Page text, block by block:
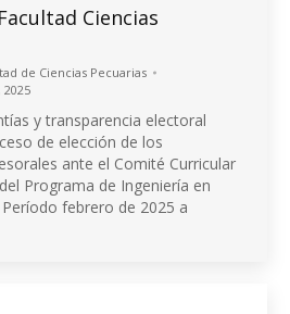
Ciencias
de Ciencias Pecuarias
y transparencia electoral
de elección de los
ante el Comité Curricular
Programa de Ingeniería en
febrero de 2025 a